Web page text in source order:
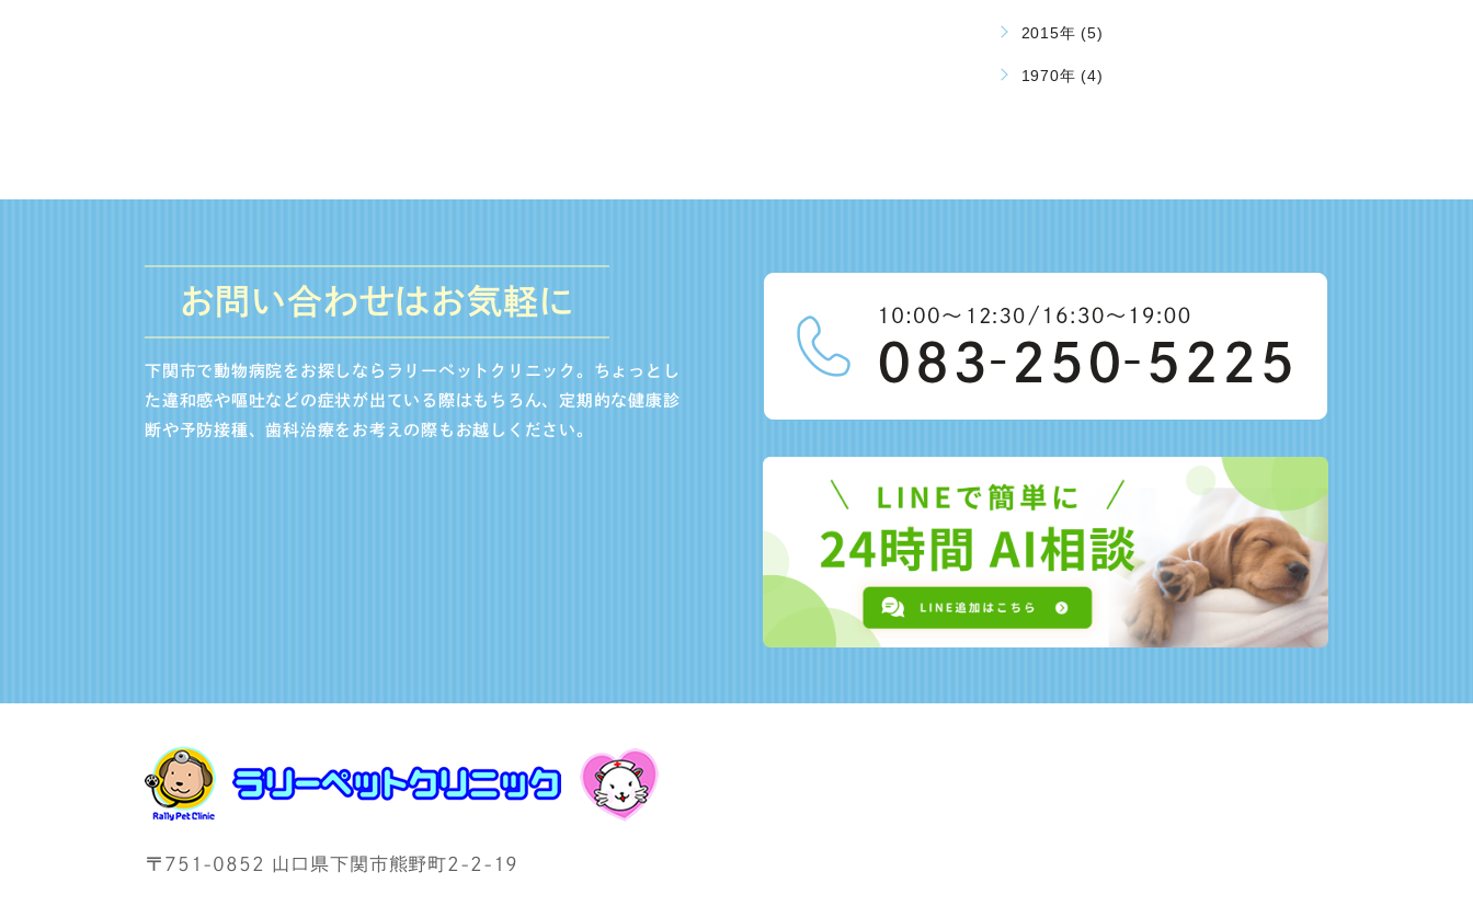
2015年 (5)
1970年 (4)
お問い合わせはお気軽に
下関市で動物病院をお探しならラリーペットクリニック。ちょっとし
た違和感や嘔吐などの症状が出ている際はもちろん、定期的な健康診
断や予防接種、歯科治療をお考えの際もお越しください。
〒751-0852 山口県下関市熊野町2-2-19